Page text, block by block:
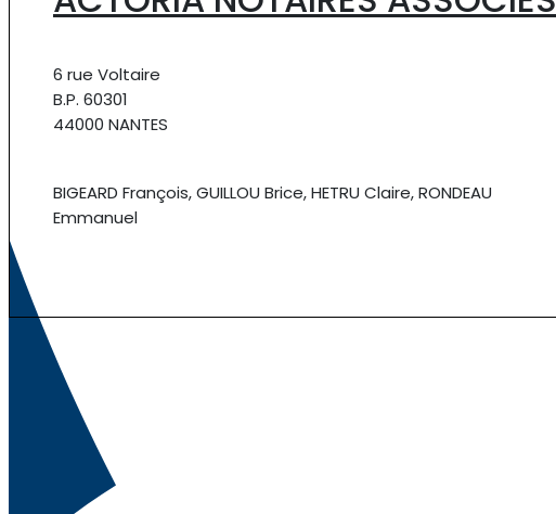
6 rue Voltaire
B.P. 60301
44000 NANTES
BIGEARD François, GUILLOU Brice, HETRU Claire, RONDEAU
Emmanuel